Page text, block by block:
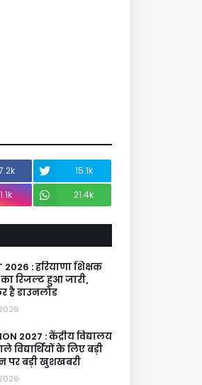
15.1k
21.4k
2026 : हरियाणा शिक्षक
का रिजल्ट हुआ जारी,
है डाउनलोड
2027 : केंद्रीय विद्यालय
विद्यार्थियों के लिए बड़ी
पर बड़ी खुशखबरी